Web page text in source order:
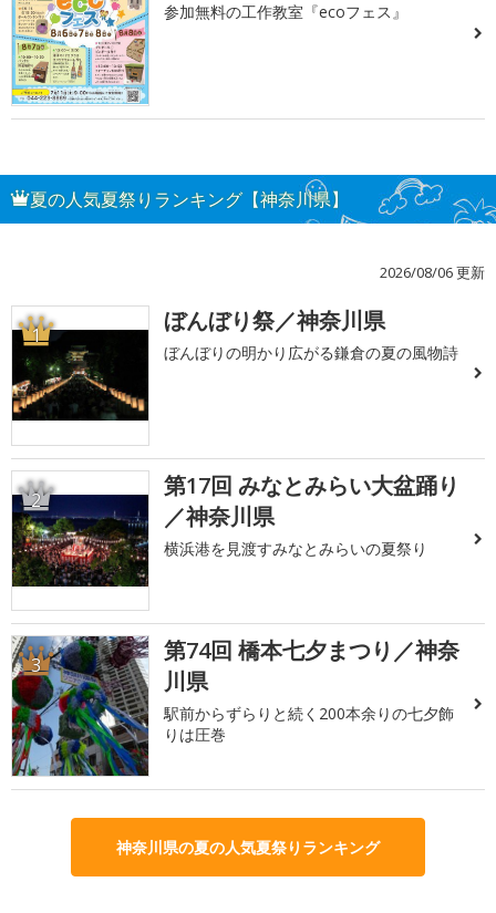
参加無料の工作教室『ecoフェス』
夏の人気夏祭りランキング【神奈川県】
2026/08/06 更新
1 ぼんぼり祭／神奈川県
ぼんぼりの明かり広がる鎌倉の夏の風物詩
2
第17回 みなとみらい大盆踊り
／神奈川県
横浜港を見渡すみなとみらいの夏祭り
3
第74回 橋本七夕まつり／神奈
川県
駅前からずらりと続く200本余りの七夕飾
りは圧巻
神奈川県の夏の人気夏祭りランキング